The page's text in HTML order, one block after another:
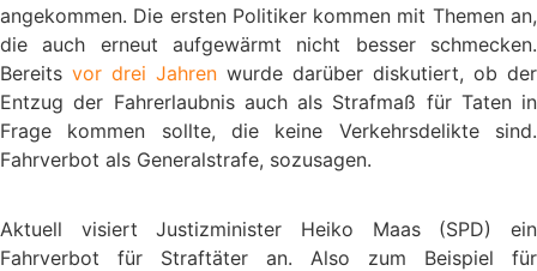
angekommen. Die ersten Politiker kommen mit Themen an,
die auch erneut aufgewärmt nicht besser schmecken.
Bereits vor drei Jahren wurde darüber diskutiert, ob der
Entzug der Fahrerlaubnis auch als Strafmaß für Taten in
Frage kommen sollte, die keine Verkehrsdelikte sind.
Fahrverbot als Generalstrafe, sozusagen.
Aktuell visiert Justizminister Heiko Maas (SPD) ein
Fahrverbot für Straftäter an. Also zum Beispiel für